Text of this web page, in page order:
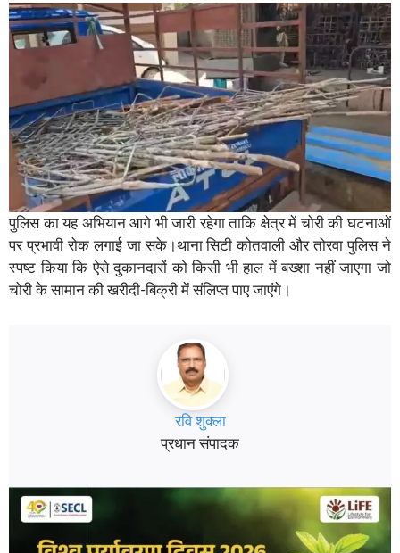
पुलिस का यह अभियान आगे भी जारी रहेगा ताकि क्षेत्र में चोरी की घटनाओं
पर प्रभावी रोक लगाई जा सके।थाना सिटी कोतवाली और तोरवा पुलिस ने
स्पष्ट किया कि ऐसे दुकानदारों को किसी भी हाल में बख्शा नहीं जाएगा जो
चोरी के सामान की खरीदी-बिक्री में संलिप्त पाए जाएंगे।
रवि शुक्ला
प्रधान संपादक